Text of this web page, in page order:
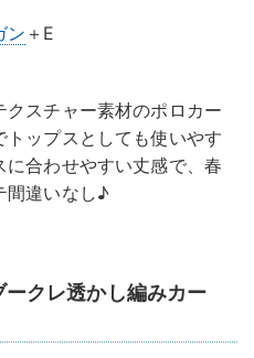
ン ＋E
スチャー素材のポロカー
ップスとしても使いやす
に合わせやすい丈感で、春
間違いなし♪
クレ透かし編みカー